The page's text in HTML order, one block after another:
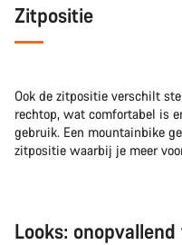
Zitpositie
Ook de zitpositie verschilt
rechtop, wat comfortabel is
gebruik. Een mountainbike
zitpositie waarbij je meer
Looks: onopvallend